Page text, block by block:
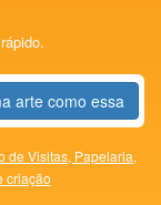
arte como essa
de Visitas, Papelaria,
criação